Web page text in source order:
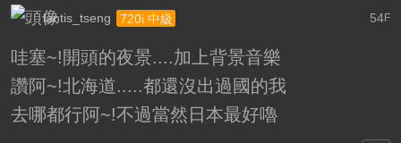
54F
lantis_tseng 720i 中級
哇塞~!開頭的夜景....加上背景音樂
讚阿~!北海道.....都還沒出過國的我
去哪都行阿~!不過當然日本最好嚕